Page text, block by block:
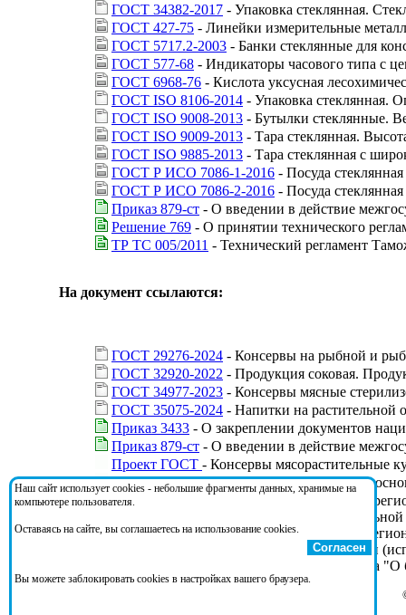
ГОСТ 34382-2017 - Упаковка стеклянная.
ГОСТ 427-75 - Линейки измерительные
ГОСТ 5717.2-2003 - Банки стеклянные для
ГОСТ 577-68 - Индикаторы часового типа с
ГОСТ 6968-76 - Кислота уксусная
ГОСТ ISO 8106-2014 - Упаковка стеклянная.
ГОСТ ISO 9008-2013 - Бутылки стеклянные.
ГОСТ ISO 9009-2013 - Тара стеклянная.
ГОСТ ISO 9885-2013 - Тара стеклянная с
ГОСТ Р ИСО 7086-1-2016 - Посуда
ГОСТ Р ИСО 7086-2-2016 - Посуда
Приказ 879-ст - О введении в действие
Решение 769 - О принятии технического
ТР ТС 005/2011 - Технический регламент
На документ ссылаются:
ГОСТ 29276-2024 - Консервы на рыбной и
ГОСТ 32920-2022 - Продукция соковая.
ГОСТ 34977-2023 - Консервы мясные
ГОСТ 35075-2024 - Напитки на растительной
Приказ 3433 - О закреплении документов
Приказ 879-ст - О введении в действие
Проект ГОСТ - Консервы мясорастительные
Проект ГОСТ- Напитки на растительной
Решение 9
- О перечне международных и
результате применения которых на
ТС 005/2011), и перечне международных и
содержащих правила и методы исследований
технического регламента Таможенного союза
Наш сайт использует cookies - небольшие фрагменты данных, хранимые на
компьютере пользователя.
Оставаясь на сайте, вы соглашаетесь на использование cookies.
Согласен
Вы можете заблокировать cookies в настройках вашего браузера.